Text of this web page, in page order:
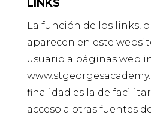
LINKS
La función de los links,
aparecen en este
usuario a páginas web
finalidad es la de facilitar
acceso a otras fuentes